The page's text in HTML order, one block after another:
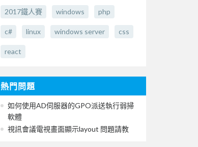
2017鐵人賽 windows php
c# linux windows server css
react
熱門問題
如何使用AD伺服器的GPO派送執行弱掃
軟體
視訊會議電視畫面顯示layout 問題請教